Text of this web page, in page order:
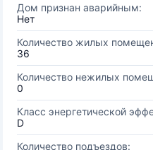
Дом признан аварийным:
Нет
Количество жилых
36
Количество нежилых
0
Класс энергетической
D
Количество подъездов: